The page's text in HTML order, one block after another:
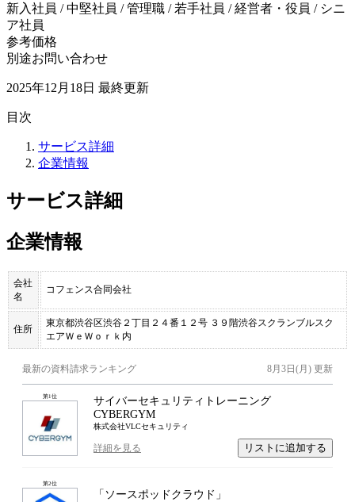
新入社員 / 中堅社員 / 管理職 / 若手社員 / 経営者・役員 / シニ
ア社員
参考価格
別途お問い合わせ
2025年12月18日 最終更新
目次
サービス詳細
企業情報
サービス詳細
企業情報
会社
名
コフェンス合同会社
住所
東京都渋谷区渋谷２丁目２４番１２号 ３９階渋谷スクランブルスク
エアＷｅＷｏｒｋ内
最新の資料請求ランキング 8月3日(月) 更新
第1位
サイバーセキュリティトレーニング
CYBERGYM
株式会社VLCセキュリティ
詳細を見る リストに追加する
第2位
「ソースポッドクラウド」